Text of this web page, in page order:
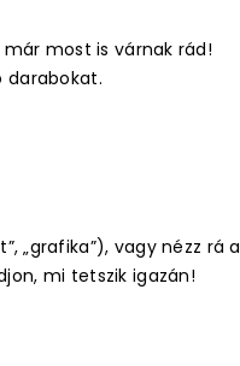
most is várnak rád!
darabokat.
„grafika”), vagy nézz rá a
mi tetszik igazán!